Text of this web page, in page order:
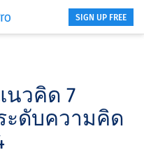
SIGN UP FREE
นวคิด 7
ะดับความคิด